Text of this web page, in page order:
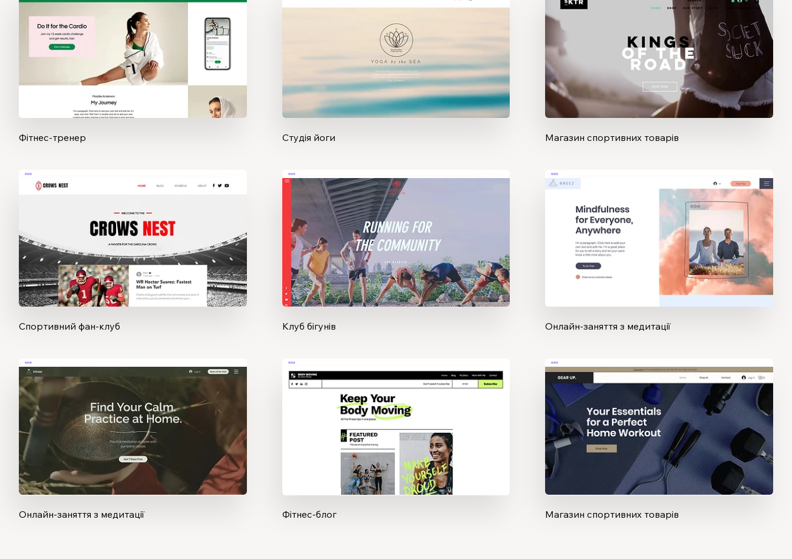
Фітнес-тренер Студія йоги Магазин спортивних товарів
Спортивний фан-клуб Клуб бігунів Онлайн-заняття з медитації
Онлайн-заняття з медитації Фітнес-блог Магазин спортивних товарів